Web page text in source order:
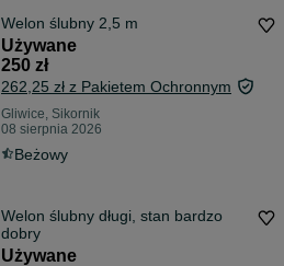
Welon ślubny 2,5 m
Używane
250 zł
262,25 zł z Pakietem Ochronnym
Gliwice, Sikornik
08 sierpnia 2026
Beżowy
Welon ślubny długi, stan bardzo
dobry
Używane